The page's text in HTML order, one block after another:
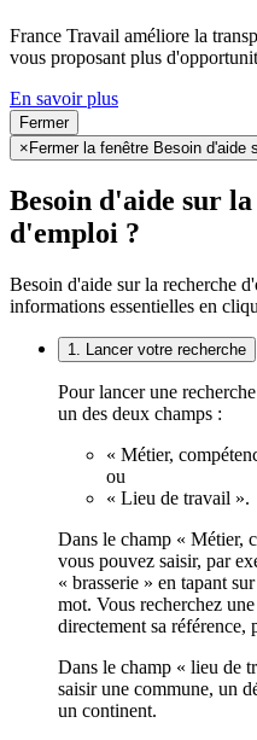
France Travail améliore la
vous proposant plus
En savoir plus
Fermer
× Fermer la fenêtre Besoin d'aide
Besoin d'aide sur
d'emploi ?
Besoin d'aide sur la recherche
informations essentielles en
1. Lancer votre recherche
Pour lancer une
un des deux champs :
« Métier,
ou
« Lieu de travail ».
Dans le champ « Métier,
vous pouvez saisir, par
« brasserie » en tapant
mot. Vous recherchez
directement sa
Dans le champ « lieu de
saisir une commune, un
un continent.